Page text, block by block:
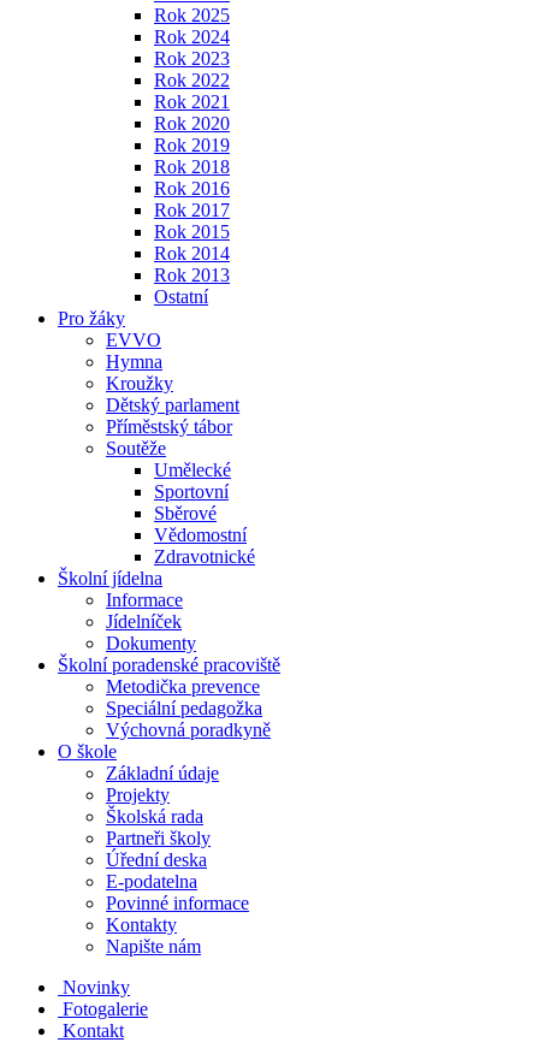
Rok 2025
Rok 2024
Rok 2023
Rok 2022
Rok 2021
Rok 2020
Rok 2019
Rok 2018
Rok 2016
Rok 2017
Rok 2015
Rok 2014
Rok 2013
Ostatní
Pro žáky
EVVO
Hymna
Kroužky
Dětský parlament
Příměstský tábor
Soutěže
Umělecké
Sportovní
Sběrové
Vědomostní
Zdravotnické
Školní jídelna
Informace
Jídelníček
Dokumenty
Školní poradenské pracoviště
Metodička prevence
Speciální pedagožka
Výchovná poradkyně
O škole
Základní údaje
Projekty
Školská rada
Partneři školy
Úřední deska
E-podatelna
Povinné informace
Kontakty
Napište nám
Novinky
Fotogalerie
Kontakt